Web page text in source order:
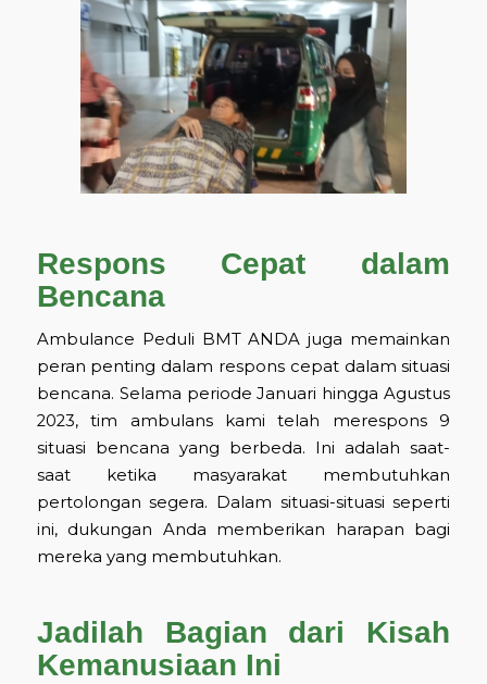
Respons Cepat dalam
Bencana
Ambulance Peduli BMT ANDA juga memainkan
peran penting dalam respons cepat dalam situasi
bencana. Selama periode Januari hingga Agustus
2023, tim ambulans kami telah merespons 9
situasi bencana yang berbeda. Ini adalah saat-
saat ketika masyarakat membutuhkan
pertolongan segera. Dalam situasi-situasi seperti
ini, dukungan Anda memberikan harapan bagi
mereka yang membutuhkan.
Jadilah Bagian dari Kisah
Kemanusiaan Ini